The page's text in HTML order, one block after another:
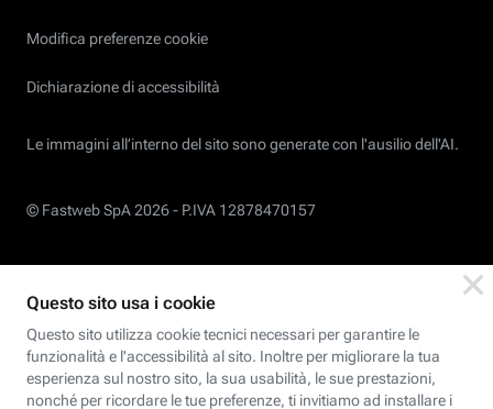
Modifica preferenze cookie
Dichiarazione di accessibilità
Le immagini all’interno del sito sono generate con l'ausilio dell'AI.
© Fastweb SpA 2026 - P.IVA 12878470157